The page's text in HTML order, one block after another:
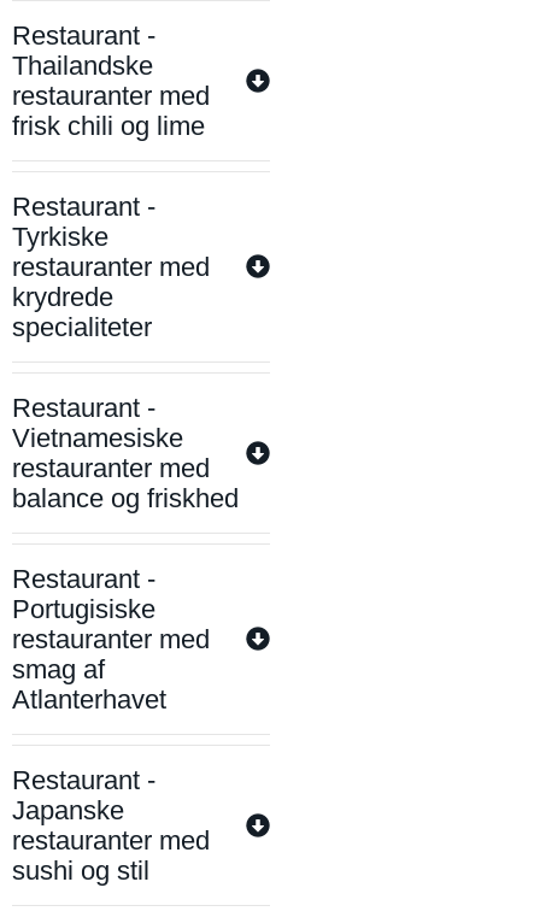
Restaurant -
Thailandske
restauranter med
frisk chili og lime
Restaurant -
Tyrkiske
restauranter med
krydrede
specialiteter
Restaurant -
Vietnamesiske
restauranter med
balance og friskhed
Restaurant -
Portugisiske
restauranter med
smag af
Atlanterhavet
Restaurant -
Japanske
restauranter med
sushi og stil